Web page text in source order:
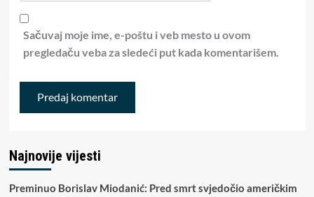
Sačuvaj moje ime, e-poštu i veb mesto u ovom
pregledaču veba za sledeći put kada komentarišem.
Najnovije vijesti
Preminuo Borislav Miodanić: Pred smrt svjedočio američkim